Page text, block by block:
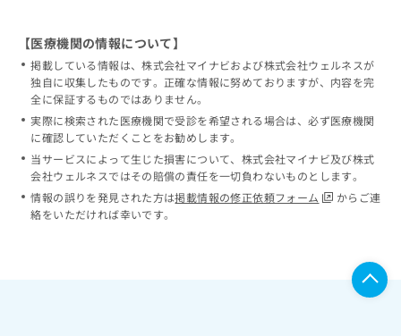
【医療機関の情報について】
掲載している情報は、株式会社マイナビおよび株式会社ウェルネスが
独自に収集したものです。正確な情報に努めておりますが、内容を完
全に保証するものではありません。
実際に検索された医療機関で受診を希望される場合は、必ず医療機関
に確認していただくことをお勧めします。
当サービスによって生じた損害について、株式会社マイナビ及び株式
会社ウェルネスではその賠償の責任を一切負わないものとします。
情報の誤りを発見された方は掲載情報の修正依頼フォーム
からご連
絡をいただければ幸いです。